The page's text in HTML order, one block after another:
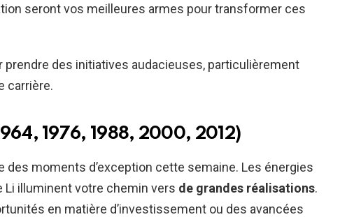
seront vos meilleures armes pour transformer ces
prendre des initiatives audacieuses, particulièrement
carrière.
1976, 1988, 2000, 2012)
des moments d’exception cette semaine. Les énergies
Li illuminent votre chemin vers de grandes réalisations.
en matière d’investissement ou des avancées